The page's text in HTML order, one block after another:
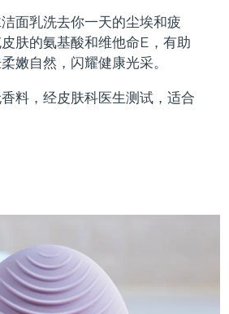
面乳洗去你一天的尘埃和疲
肤的氨基酸和维他命E，有助
嫩自然，闪耀健康光采。
料，经皮肤科医生测试，适合